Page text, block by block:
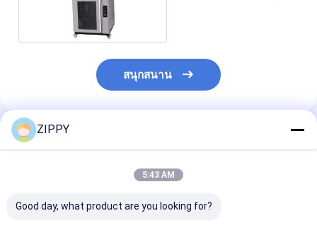
สนุกสนาน
แนะนำผลิตภัณฑ์
ZIPPY
5:43 AM
Good day, what product are you looking for?